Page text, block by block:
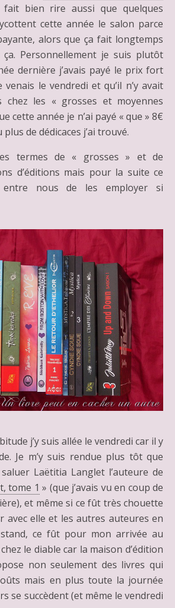
bien rire aussi que quelques
cette année le salon parce
alors que ça fait longtemps
ça. Personnellement je suis plutôt
dernière j’avais payé le prix fort
le vendredi et qu’il n’y avait
chez les « grosses et moyennes
cette année je n’ai payé « que » 8€
de dédicaces j’ai trouvé.
termes de « grosses » et de
d’éditions mais pour la suite ce
nous de les employer si
j’y suis allée le vendredi car il y
Je m’y suis rendue plus tôt que
Laëtitia Langlet l’auteure de
tome 1 » (que j’avais vu en coup de
et même si ce fût très chouette
avec elle et les autres auteures en
ce fût pour mon arrivée au
le diable car la maison d’édition
non seulement des livres qui
mais en plus toute la journée
se succèdent (et même le vendredi